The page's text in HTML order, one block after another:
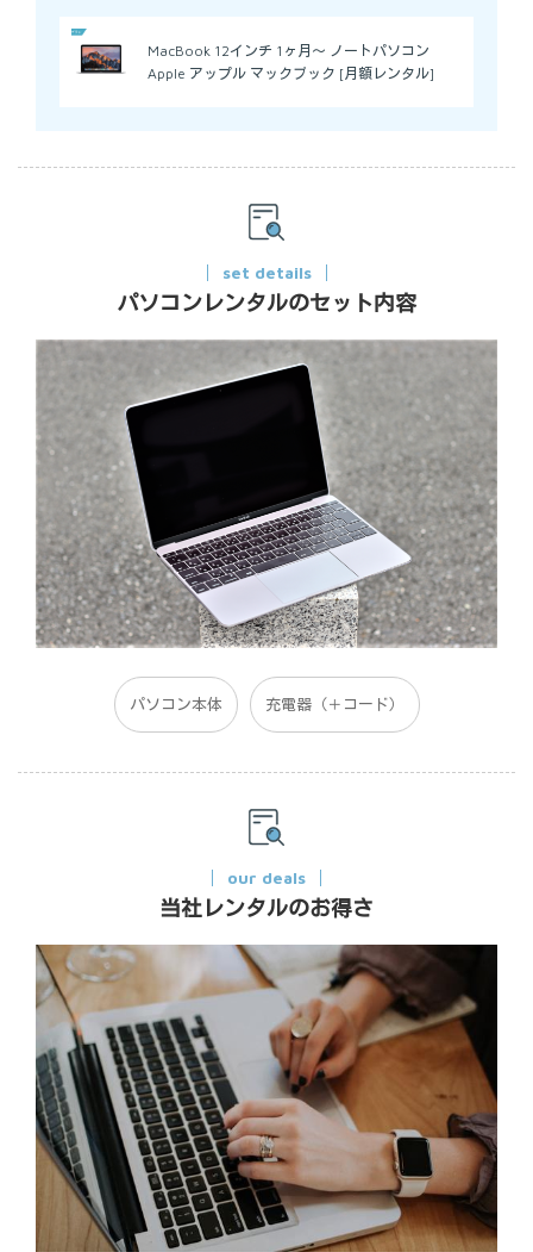
MacBook 12インチ 1ヶ月～ ノートパソコン
Apple アップル マックブック [月額レンタル]
set details
パソコンレンタルのセット内容
パソコン本体 充電器（＋コード）
our deals
当社レンタルのお得さ